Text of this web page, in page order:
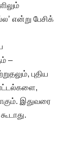
என்று பேசிக்
–
புதிய
இதுவரை